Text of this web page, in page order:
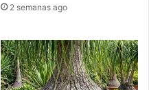
2 semanas ago